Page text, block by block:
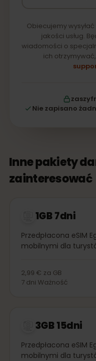
Obiecujemy
jakości usług.
wiadomości o
ich
Nie zapisano
Inne pakiety
zainteresować
1GB 7dni
Przedpłacona eSIM
mobilnymi dla
2,99 € za GB
7 dni Ważność
3GB 15dni
Przedpłacona eSIM
mobilnymi dla